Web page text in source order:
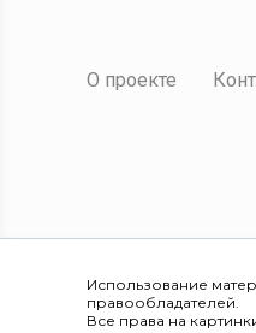
О проекте
Использование
правообладателей.
Все права на